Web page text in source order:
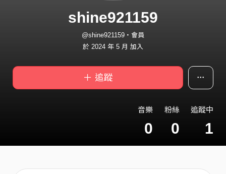
shine921159
@shine921159・會員
於 2024 年 5 月 加入
＋ 追蹤
音樂
0
粉絲
0
追蹤中
1